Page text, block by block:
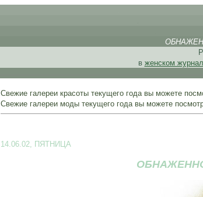
в женском
Свежие галереи красоты текущего года вы можете
Свежие галереи моды текущего года вы можете
14.06.02, ПЯТНИЦА